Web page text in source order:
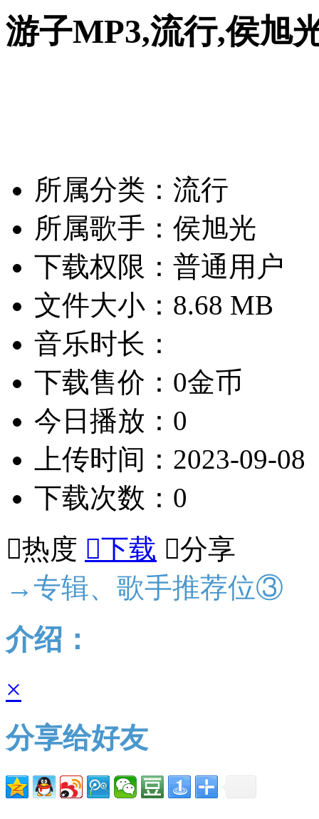
游子MP3,流行,侯旭
所属分类：流行
所属歌手：侯旭光
下载权限：普通用户
文件大小：8.68 MB
音乐时长：
下载售价：0金币
今日播放：0
上传时间：2023-09-08
下载次数：0
热度 下载 分享
→专辑、歌手推荐位③
介绍：
×
分享给好友